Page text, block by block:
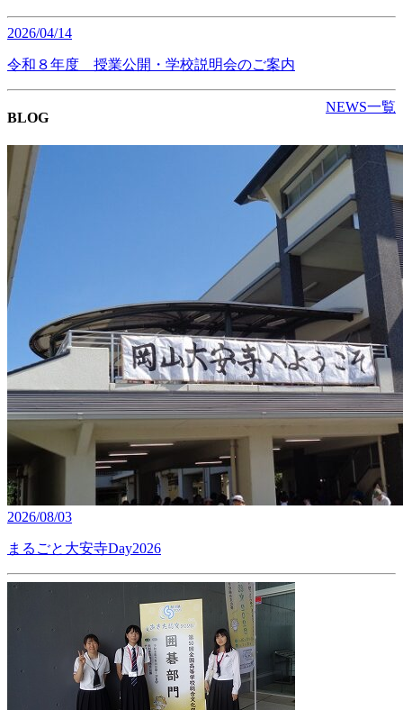
2026/04/14
令和８年度 授業公開・学校説明会のご案内
NEWS一覧
BLOG
2026/08/03
まるごと大安寺Day2026